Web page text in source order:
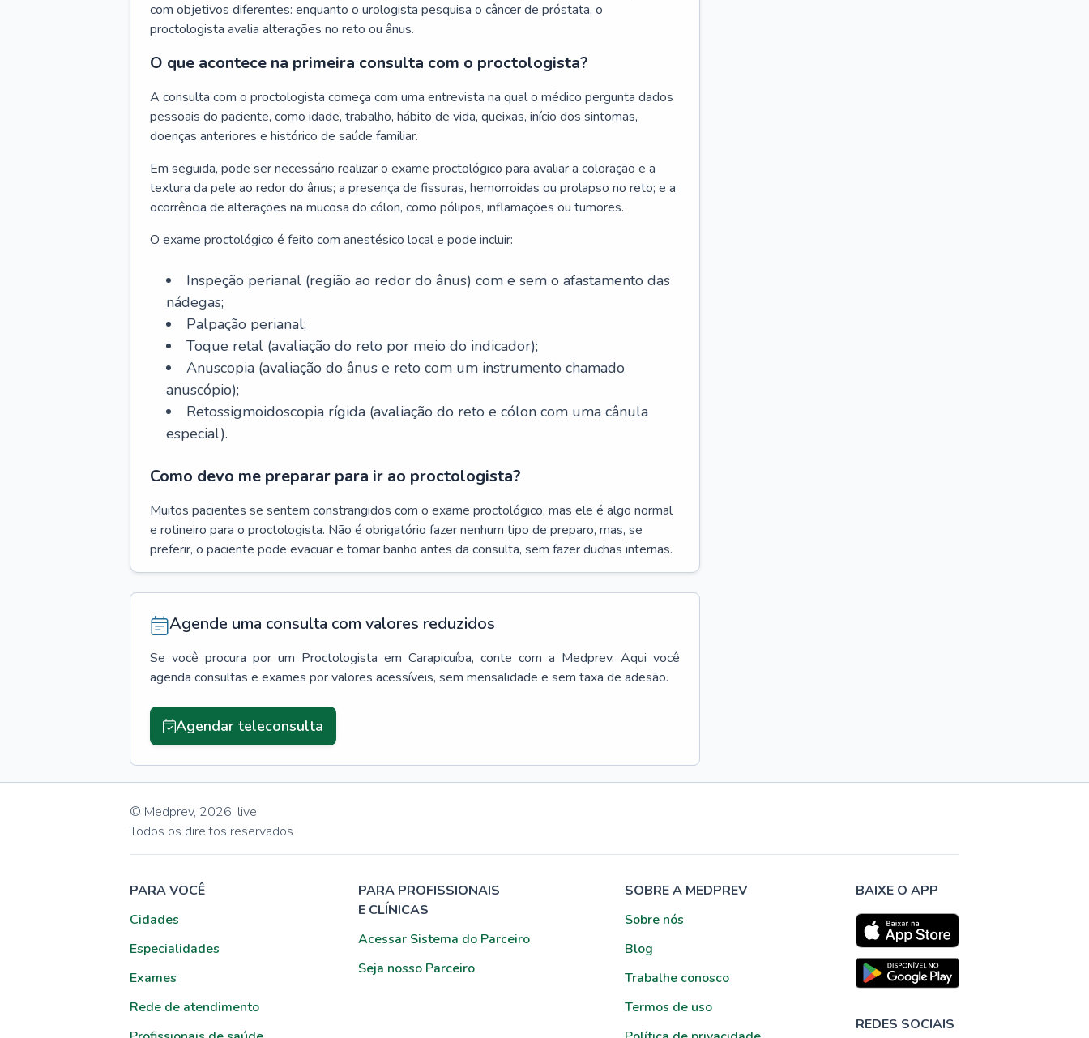
com objetivos diferentes: enquanto o urologista pesquisa o câncer de próstata, o
proctologista avalia alterações no reto ou ânus.
O que acontece na primeira consulta com o proctologista?
A consulta com o proctologista começa com uma entrevista na qual o médico pergunta dados
pessoais do paciente, como idade, trabalho, hábito de vida, queixas, início dos sintomas,
doenças anteriores e histórico de saúde familiar.
Em seguida, pode ser necessário realizar o exame proctológico para avaliar a coloração e a
textura da pele ao redor do ânus; a presença de fissuras, hemorroidas ou prolapso no reto; e a
ocorrência de alterações na mucosa do cólon, como pólipos, inflamações ou tumores.
O exame proctológico é feito com anestésico local e pode incluir:
Inspeção perianal (região ao redor do ânus) com e sem o afastamento das
nádegas;
Palpação perianal;
Toque retal (avaliação do reto por meio do indicador);
Anuscopia (avaliação do ânus e reto com um instrumento chamado
anuscópio);
Retossigmoidoscopia rígida (avaliação do reto e cólon com uma cânula
especial).
Como devo me preparar para ir ao proctologista?
Muitos pacientes se sentem constrangidos com o exame proctológico, mas ele é algo normal
e rotineiro para o proctologista. Não é obrigatório fazer nenhum tipo de preparo, mas, se
preferir, o paciente pode evacuar e tomar banho antes da consulta, sem fazer duchas internas.
Agende uma consulta com valores reduzidos
Se você procura por um Proctologista em Carapicuíba, conte com a Medprev. Aqui você
agenda consultas e exames por valores acessíveis, sem mensalidade e sem taxa de adesão.
Agendar teleconsulta
© Medprev, 2026, live
Todos os direitos reservados
PARA VOCÊ
Cidades
Especialidades
Exames
Rede de atendimento
PARA PROFISSIONAIS
E CLÍNICAS
Acessar Sistema do Parceiro
Seja nosso Parceiro
SOBRE A MEDPREV
Sobre nós
Blog
Trabalhe conosco
Termos de uso
BAIXE O APP
REDES SOCIAIS